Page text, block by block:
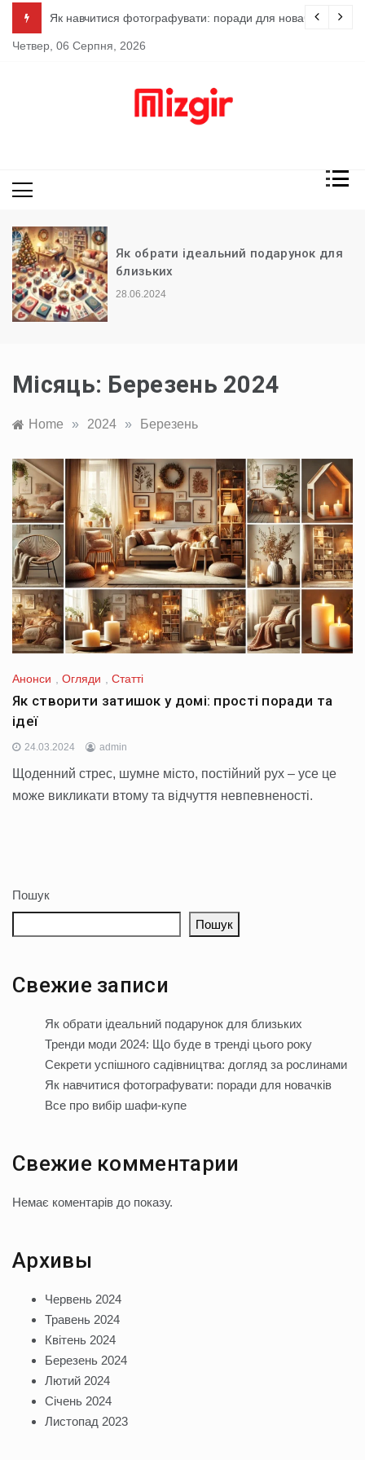
content
Як навчитися фотографувати: поради для новачків
Четвер, 06 Серпня, 2026
Як обрати ідеальний подарунок для
близьких
28.06.2024
Місяць: Березень 2024
Home » 2024 » Березень
Анонси Огляди Статті
Як створити затишок у домі: прості поради та
ідеї
24.03.2024 admin
Щоденний стрес, шумне місто, постійний рух – усе це
може викликати втому та відчуття невпевненості.
Пошук
Пошук
Свежие записи
Як обрати ідеальний подарунок для близьких
Тренди моди 2024: Що буде в тренді цього року
Секрети успішного садівництва: догляд за рослинами
Як навчитися фотографувати: поради для новачків
Все про вибір шафи-купе
Свежие комментарии
Немає коментарів до показу.
Архивы
Червень 2024
Травень 2024
Квітень 2024
Березень 2024
Лютий 2024
Січень 2024
Листопад 2023